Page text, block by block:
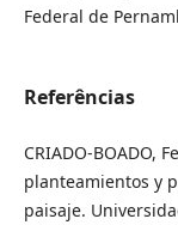
Federal de
Referências
CRIADO-BOADO,
planteamientos y
paisaje.